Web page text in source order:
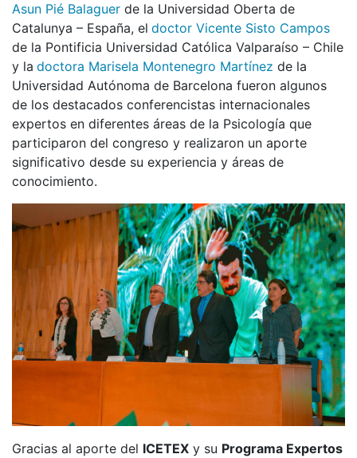
Asun Pié Balaguer de la Universidad Oberta de
Catalunya – España, el doctor Vicente Sisto Campos
de la Pontificia Universidad Católica Valparaíso – Chile
y la doctora Marisela Montenegro Martínez de la
Universidad Autónoma de Barcelona fueron algunos
de los destacados conferencistas internacionales
expertos en diferentes áreas de la Psicología que
participaron del congreso y realizaron un aporte
significativo desde su experiencia y áreas de
conocimiento.
Gracias al aporte del ICETEX y su Programa Expertos